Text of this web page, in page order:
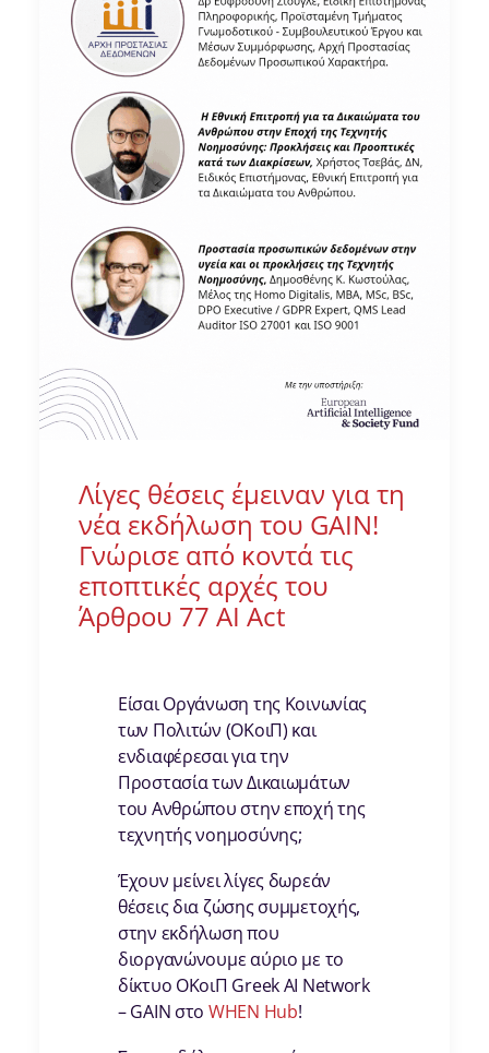
Λίγες θέσεις έμειναν για τη
νέα εκδήλωση του GAIN!
Γνώρισε από κοντά τις
εποπτικές αρχές του
Άρθρου 77 ΑΙ Act
Είσαι Οργάνωση της Κοινωνίας
των Πολιτών (ΟΚοιΠ) και
ενδιαφέρεσαι για την
Προστασία των Δικαιωμάτων
του Ανθρώπου στην εποχή της
τεχνητής νοημοσύνης;
Έχουν μείνει λίγες δωρεάν
θέσεις δια ζώσης συμμετοχής,
στην εκδήλωση που
διοργανώνουμε αύριο με το
δίκτυο ΟΚοιΠ Greek AI Network
– GAIN στο WHEN Hub!